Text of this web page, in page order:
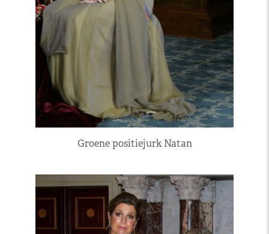
Groene positiejurk Natan